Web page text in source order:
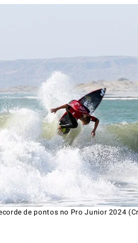
de pontos no Pro Junior 2024